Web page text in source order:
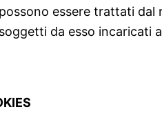
possono essere trattati dal
soggetti da esso incaricati